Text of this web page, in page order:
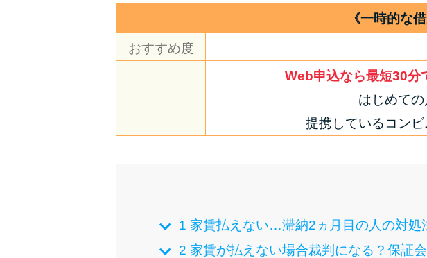
《一時的な
おすすめ度
Web申込なら最短30分
はじめて
提携しているコン
1 家賃払えない…滞納2ヵ月目の人の対処
2 家賃が払えない場合裁判になる？保証